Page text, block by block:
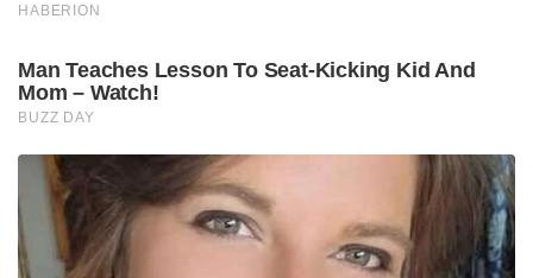
HABERION
Man Teaches Lesson To Seat-Kicking Kid And
Mom – Watch!
BUZZ DAY